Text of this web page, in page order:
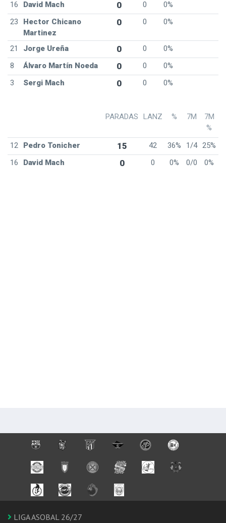
16 David Mach 0 0
0%
23
Hector Chicano
Martinez
0 0 0%
21 Jorge Ureña 0 0
0%
8
Álvaro Martín Noeda 0 0
0%
3
Sergi Mach 0 0 0%
PARADAS LANZ % 7M
7M
%
12
Pedro Tonicher 15 42 36% 1/4 25%
16
David Mach 0 0 0% 0/0 0%
LIGA ASOBAL 26/27